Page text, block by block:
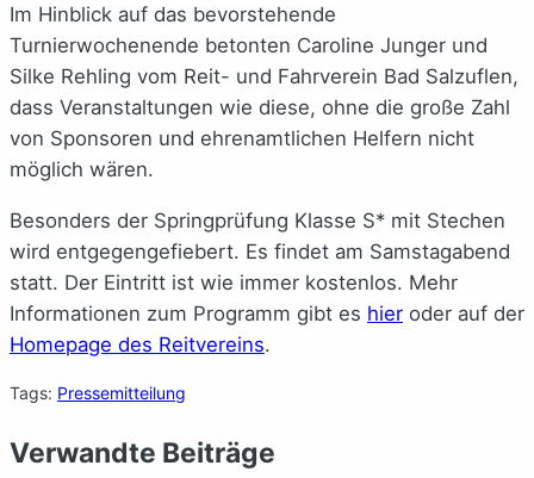
Im Hinblick auf das bevorstehende
Turnierwochenende betonten Caroline Junger und
Silke Rehling vom Reit- und Fahrverein Bad Salzuflen,
dass Veranstaltungen wie diese, ohne die große Zahl
von Sponsoren und ehrenamtlichen Helfern nicht
möglich wären.
Besonders der Springprüfung Klasse S* mit Stechen
wird entgegengefiebert. Es findet am Samstagabend
statt. Der Eintritt ist wie immer kostenlos. Mehr
Informationen zum Programm gibt es hier oder auf der
Homepage des Reitvereins.
Tags: Pressemitteilung
Verwandte Beiträge